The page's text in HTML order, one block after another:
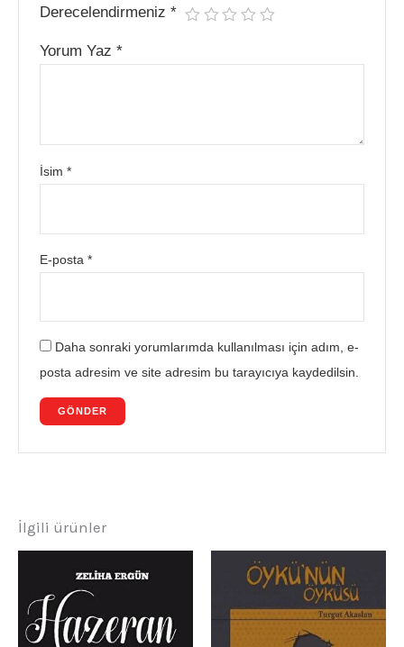
Derecelendirmeniz*
Yorum Yaz*
İsim*
E-posta*
Daha sonraki yorumlarımda kullanılması için adım, e-
posta adresim ve site adresim bu tarayıcıya kaydedilsin.
İlgili ürünler